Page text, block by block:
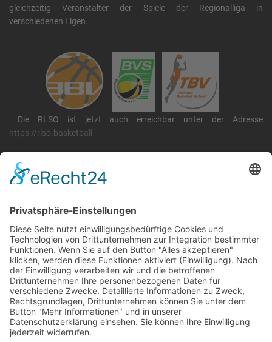
gleichzeitig Veranstalter der Spiele der Regionalliga in
verschiedenen Ligen.
Die RLSO ist jetzt auch erreichbar unter der Adresse
https://rlso.basketball
RLSO Minikalender
August 2026
Mo Di Mi Do Fr Sa
So
3127 28 29 30 31 1
2